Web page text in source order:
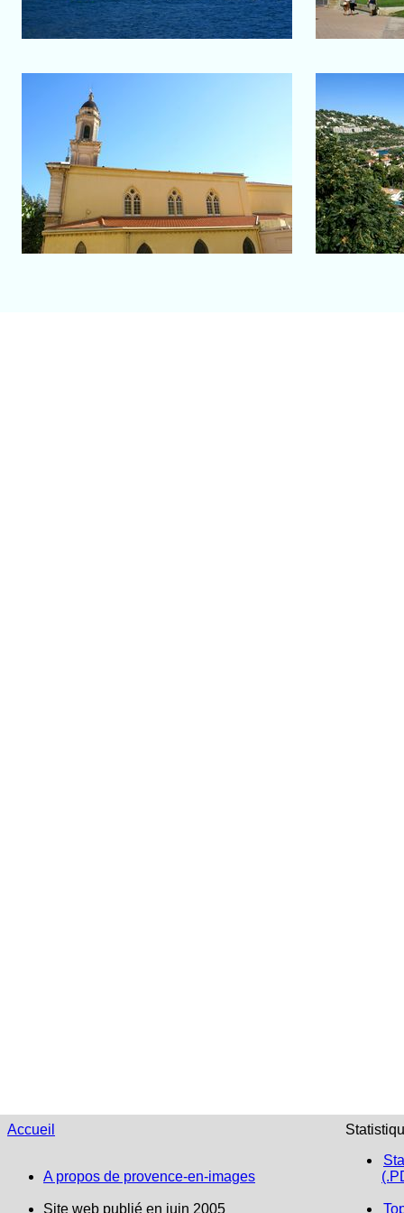
Salon-de-Provence
Chapelle de la Miséricorde ou
des Pénitents Noirs
Le littoral
Accueil
A propos de provence-en-images
Site web publié en juin 2005